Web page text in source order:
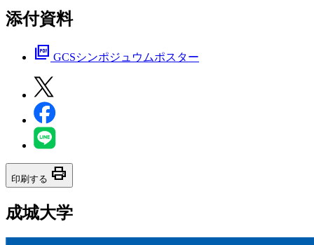
添付資料
picture_as_pdf GCSシンポジュウムポスター
印刷する print
成城大学